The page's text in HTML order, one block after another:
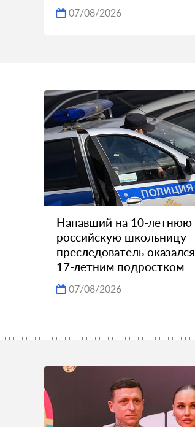
07/08/2026
Напавший на 10-летнюю
российскую школьницу
преследователь оказался
17-летним подростком
07/08/2026